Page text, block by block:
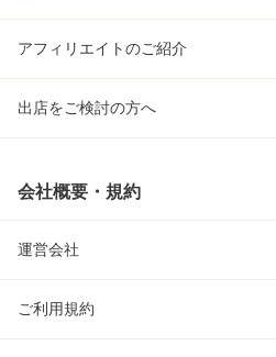
アフィリエイトのご紹介
出店をご検討の方へ
会社概要・規約
運営会社
ご利用規約